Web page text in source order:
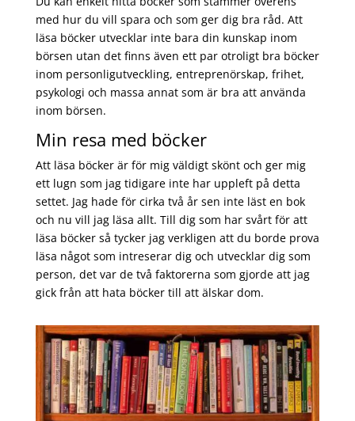
med hur du vill spara och som ger dig bra råd. Att
läsa böcker utvecklar inte bara din kunskap inom
börsen utan det finns även ett par otroligt bra böcker
inom personligutveckling, entreprenörskap, frihet,
psykologi och massa annat som är bra att använda
inom börsen.
Min resa med böcker
Att läsa böcker är för mig väldigt skönt och ger mig
ett lugn som jag tidigare inte har uppleft på detta
settet. Jag hade för cirka två år sen inte läst en bok
och nu vill jag läsa allt. Till dig som har svårt för att
läsa böcker så tycker jag verkligen att du borde prova
läsa något som intreserar dig och utvecklar dig som
person, det var de två faktorerna som gjorde att jag
gick från att hata böcker till att älskar dom.